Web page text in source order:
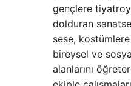
gençlere
dolduran
sese,
bireysel ve
alanlarını